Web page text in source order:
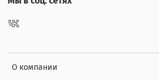
О компании